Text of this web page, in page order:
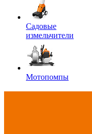
Садовые
измельчители
Мотопомпы